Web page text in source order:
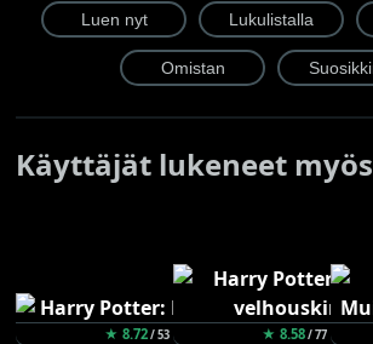
Käyttäjät lukeneet myös
★ 8.72/ 53 ★ 8.58/ 77